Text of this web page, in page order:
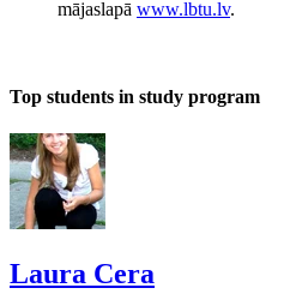
mājaslapā www.lbtu.lv.
Top students in study program
Laura Cera